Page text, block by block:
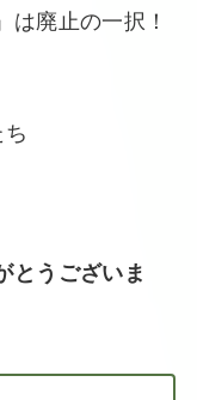
廃止の一択！
とうございま